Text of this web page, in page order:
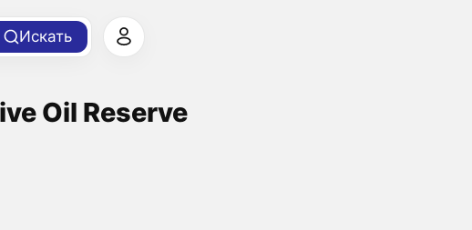
Искать
Oil Reserve